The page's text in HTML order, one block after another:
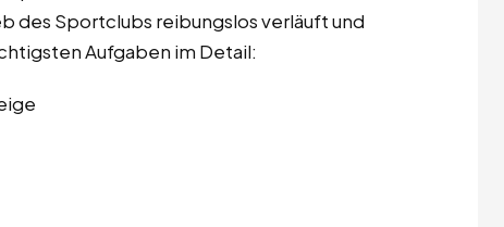
des Sportclubs reibungslos verläuft und
Aufgaben im Detail: